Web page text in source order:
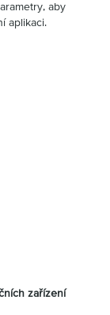
aby
aplikaci.
zařízení